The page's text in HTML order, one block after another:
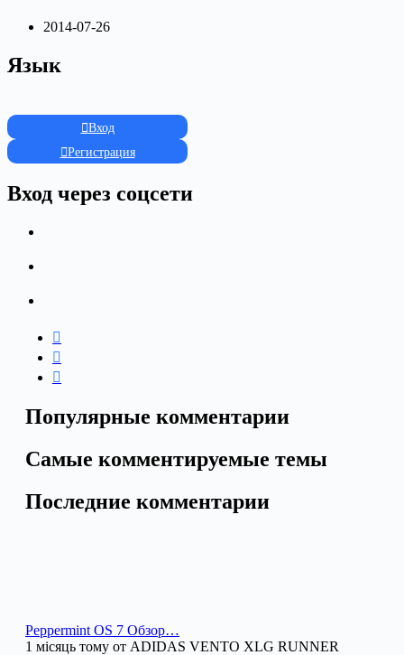
2014-07-26
Язык
Вход
Регистрация
Вход через соцсети
Популярные комментарии
Самые комментируемые темы
Последние комментарии
Peppermint OS 7 Обзор…
1 місяць тому от ADIDAS VENTO XLG RUNNER